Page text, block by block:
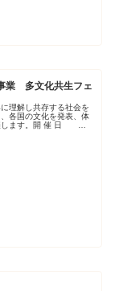
業 多文化共生フェ
理解し共存する社会を
各国の文化を発表、体
します。開 催 日 令